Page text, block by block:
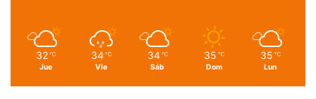
32 ℃
Jue
34 ℃
Vie
34 ℃
Sáb
35 ℃
Dom
35 ℃
Lun